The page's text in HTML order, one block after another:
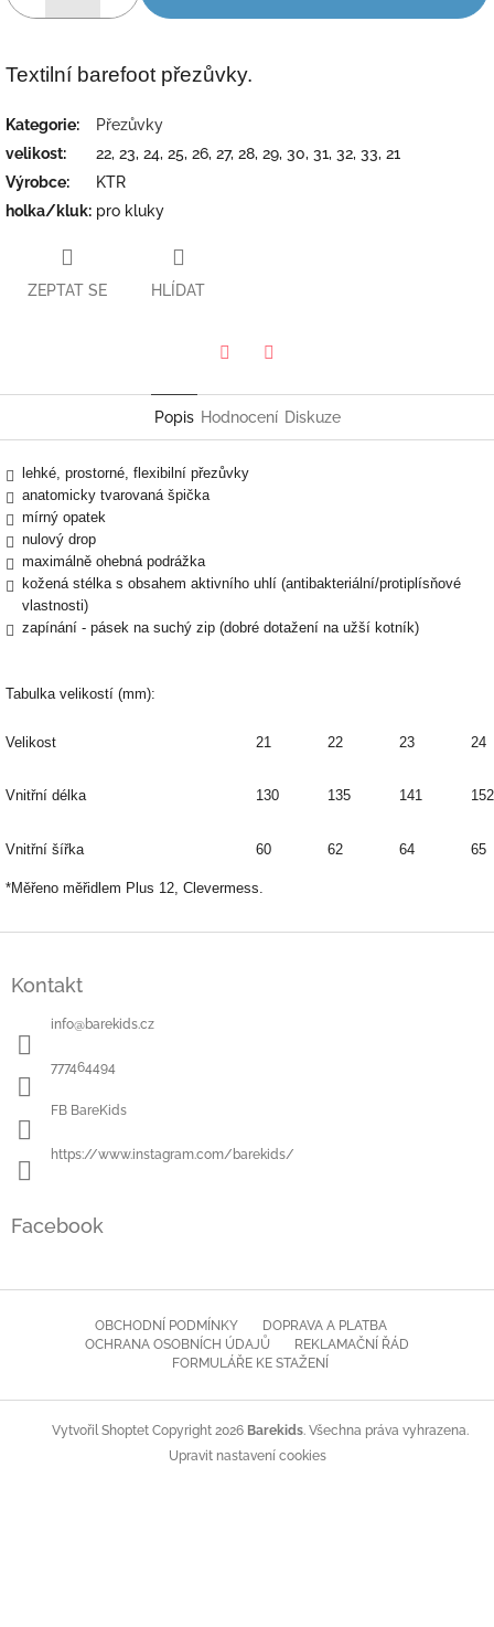
Textilní barefoot přezůvky.
Kategorie:
Přezůvky
velikost:
22, 23, 24, 25, 26, 27, 28, 29, 30, 31, 32, 33, 21
Výrobce:
KTR
holka/kluk: pro kluky
ZEPTAT SE HLÍDAT
Popis Hodnocení Diskuze
lehké, prostorné, flexibilní přezůvky
anatomicky tvarovaná špička
mírný opatek
nulový drop
maximálně ohebná podrážka
kožená stélka s obsahem aktivního uhlí (antibakteriální/protiplísňové
vlastnosti)
zapínání - pásek na suchý zip (dobré dotažení na užší kotník)
Tabulka velikostí (mm):
Velikost 21 22 23 24
Vnitřní délka 130 135 141 152
Vnitřní šířka 60 62 64 65
*Měřeno měřidlem Plus 12, Clevermess.
Kontakt
info@barekids.cz
777464494
FB BareKids
https://www.instagram.com/barekids/
Facebook
OBCHODNÍ PODMÍNKY
DOPRAVA A PLATBA
OCHRANA OSOBNÍCH ÚDAJŮ
REKLAMAČNÍ ŘÁD
FORMULÁŘE KE STAŽENÍ
Vytvořil Shoptet Copyright 2026 Barekids. Všechna práva vyhrazena.
Upravit nastavení cookies